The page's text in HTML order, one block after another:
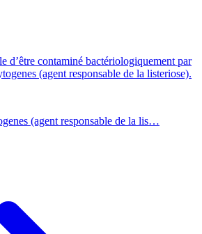
d’être contaminé bactériologiquement par
(agent responsable de la listeriose).
(agent responsable de la lis…